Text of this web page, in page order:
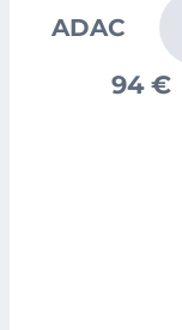
ADAC
94 €